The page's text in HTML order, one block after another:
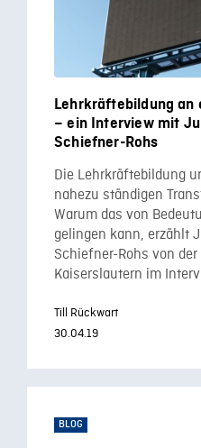
Lehrkräftebildung an
– ein Interview mit
Schiefner-Rohs
Die Lehrkräftebildung
nahezu ständigen
Warum das von
gelingen kann, erzählt
Schiefner-Rohs von
Kaiserslautern im
Till Rückwart
30.04.19
BLOG